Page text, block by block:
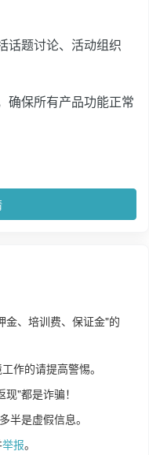
话题讨论、活动组织
确保所有产品功能正常
金、培训费、保证金"的
作的请提高警惕。
"都是诈骗！
半是虚假信息。
举报。